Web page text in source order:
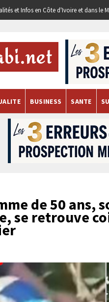
et Infos en Côte d'Ivoire et dans le
BUSINESS SANTE
de 50 ans,
se retrouve